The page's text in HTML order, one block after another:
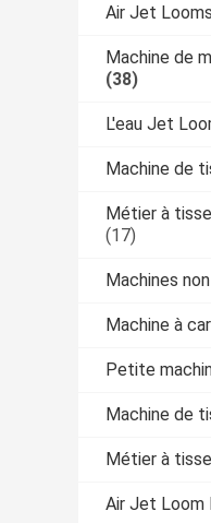
Air Jet Looms
Machine de
(38)
L'eau Jet
Machine de
Métier à
(17)
Machines
Machine à
Petite
Machine de
Métier à
Air Jet Loom